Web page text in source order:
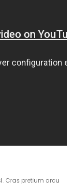
Cras pretium arcu